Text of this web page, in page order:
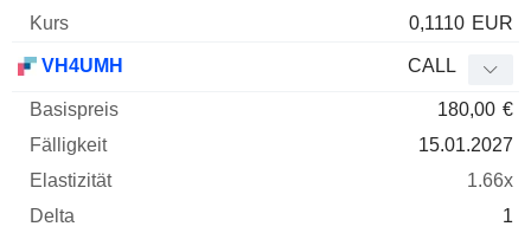
0,1110 EUR
VH4UMH CALL
180,00 €
15.01.2027
1.66x
1